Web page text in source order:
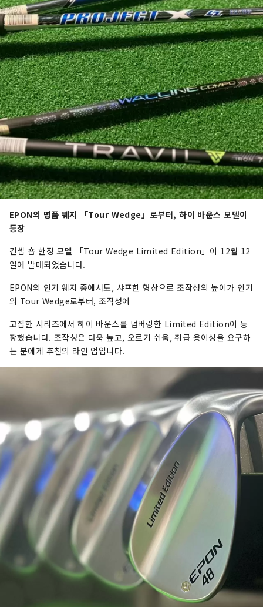
EPON의 명품 웨지 「Tour Wedge」로부터, 하이 바운스 모델이
등장
컨셉 숍 한정 모델 「Tour Wedge Limited Edition」이 12월 12
일에 발매되었습니다.
EPON의 인기 웨지 중에서도, 샤프한 형상으로 조작성의 높이가 인기
의 Tour Wedge로부터, 조작성에
고집한 시리즈에서 하이 바운스를 넘버링한 Limited Edition이 등
장했습니다. 조작성은 더욱 높고, 오르기 쉬움, 취급 용이성을 요구하
는 분에게 추천의 라인 업입니다.